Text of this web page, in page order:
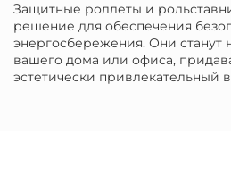
Защитные роллеты и
решение для обеспечения
энергосбережения. Они станут
вашего дома или офиса,
эстетически привлекательный